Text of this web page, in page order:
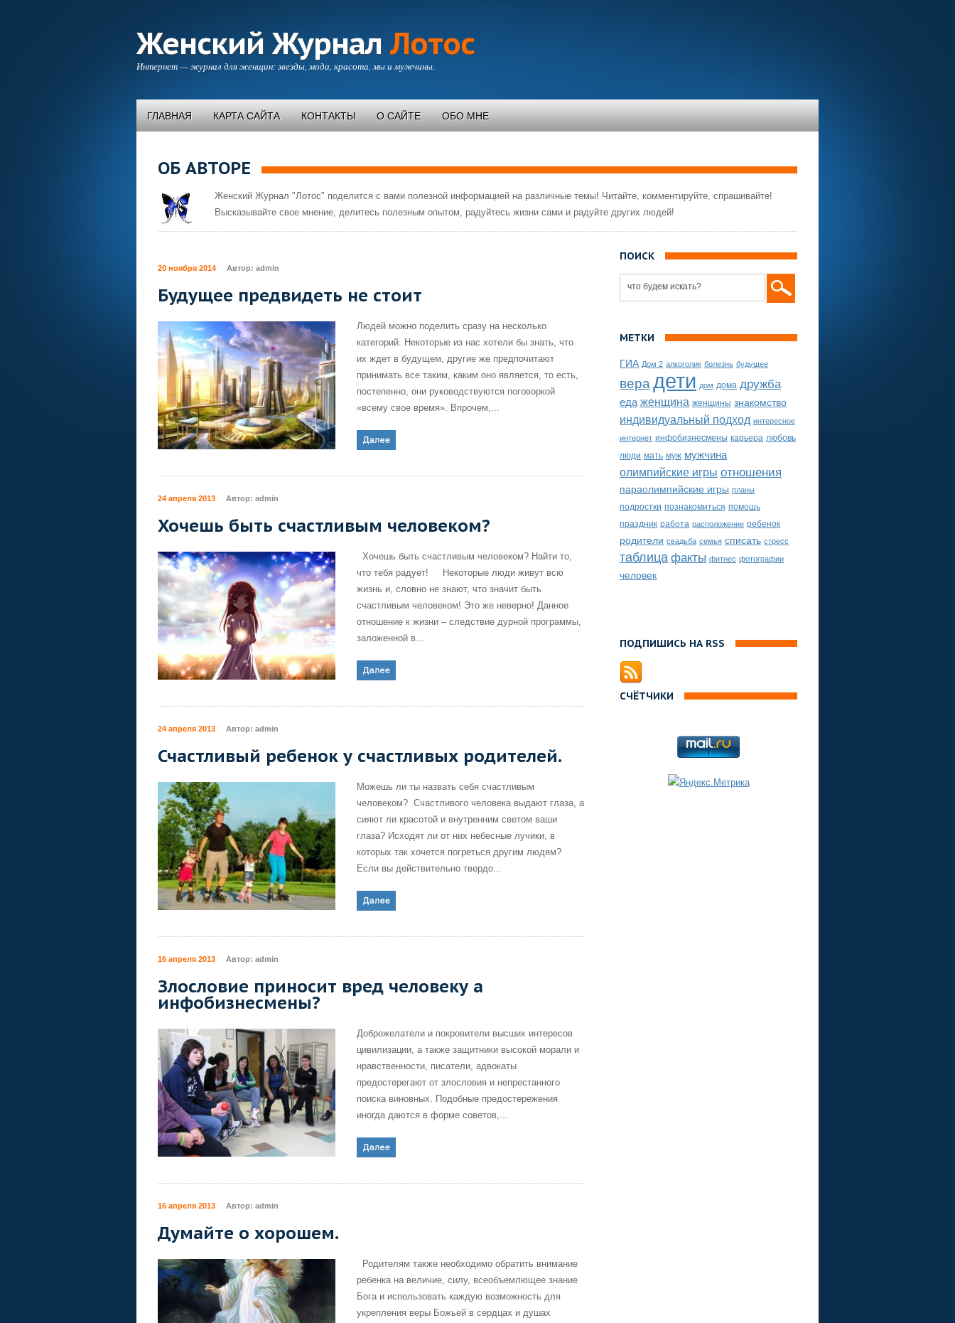
Женский Журнал Лотос
Интернет — журнал для женщин: звезды, мода, красота, мы и мужчины.
ГЛАВНАЯ КАРТА САЙТА КОНТАКТЫ О САЙТЕ ОБО МНЕ
ОБ АВТОРЕ
Женский Журнал "Лотос" поделится с вами полезной информацией на различные темы! Читайте, комментируйте, спрашивайте!
Высказывайте свое мнение, делитесь полезным опытом, радуйтесь жизни сами и радуйте других людей!
20 ноября 2014 Автор: admin
Будущее предвидеть не стоит
Людей можно поделить сразу на несколько
категорий. Некоторые из нас хотели бы знать, что
их ждет в будущем, другие же предпочитают
принимать все таким, каким оно является, то есть,
постепенно, они руководствуются поговоркой
«всему свое время». Впрочем,...
24 апреля 2013 Автор: admin
Хочешь быть счастливым человеком?
Хочешь быть счастливым человеком? Найти то,
что тебя радует! Некоторые люди живут всю
жизнь и, словно не знают, что значит быть
счастливым человеком! Это же неверно! Данное
отношение к жизни – следствие дурной программы,
заложенной в...
24 апреля 2013 Автор: admin
Счастливый ребенок у счастливых родителей.
Можешь ли ты назвать себя счастливым
человеком? Счастливого человека выдают глаза, а
сияют ли красотой и внутренним светом ваши
глаза? Исходят ли от них небесные лучики, в
которых так хочется погреться другим людям?
Если вы действительно твердо...
16 апреля 2013 Автор: admin
Злословие приносит вред человеку а
инфобизнесмены?
Доброжелатели и покровители высших интересов
цивилизации, а также защитники высокой морали и
нравственности, писатели, адвокаты
предостерегают от злословия и непрестанного
поиска виновных. Подобные предостережения
иногда даются в форме советов,...
16 апреля 2013 Автор: admin
Думайте о хорошем.
Родителям также необходимо обратить внимание
ребенка на величие, силу, всеобъемлющее знание
Бога и использовать каждую возможность для
укрепления веры Божьей в сердцах и душах
ПОИСК
МЕТКИ
ГИА Дом 2 алкоголик болезнь будущее
вера дети дом дома дружба
еда женщина женщины знакомство
индивидуальный подход интересное
интернет инфобизнесмены карьера любовь
люди мать муж мужчина
олимпийские игры отношения
параолимпийские игры планы
подростки познакомиться помощь
праздник работа расположение ребенок
родители свадьба семья списать стресс
таблица факты фитнес фотографии
человек
ПОДПИШИСЬ НА RSS
СЧЁТЧИКИ